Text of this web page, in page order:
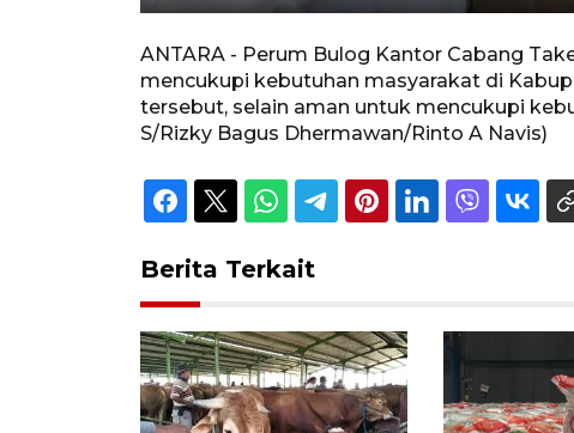
Unmute Play
ANTARA - Perum Bulog Kantor Cabang
mencukupi kebutuhan masyarakat di
tersebut, selain aman untuk mencukupi
S/Rizky Bagus Dhermawan/Rinto A Navis)
Berita Terkait